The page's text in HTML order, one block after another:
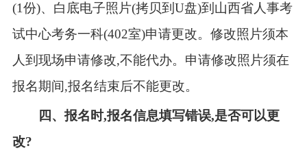
(1份)、白底电子照片(拷贝到U盘)到山西省人事考
试中心考务一科(402室)申请更改。修改照片须本
人到现场申请修改,不能代办。申请修改照片须在
报名期间,报名结束后不能更改。
四、报名时,报名信息填写错误,是否可以更
改?